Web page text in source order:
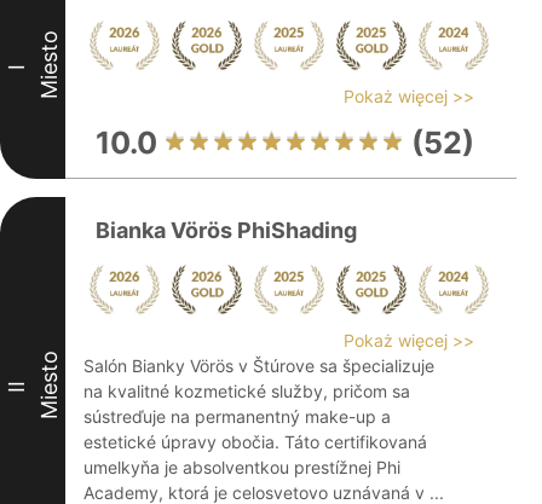
I Miesto Pokaż więcej >>
10.0 (52)
II Miesto
Bianka Vörös PhiShading
Pokaż więcej >>
Salón Bianky Vörös v Štúrove sa špecializuje
na kvalitné kozmetické služby, pričom sa
sústreďuje na permanentný make-up a
estetické úpravy obočia. Táto certifikovaná
umelkyňa je absolventkou prestížnej Phi
Academy, ktorá je celosvetovo uznávaná v ...